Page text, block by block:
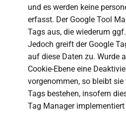
und es werden keine
erfasst. Der Google Tool
Tags aus, die wiederum
Jedoch greift der Google
auf diese Daten zu. Wurde
Cookie-Ebene eine
vorgenommen, so bleibt
Tags bestehen, insofern
Tag Manager implementiert